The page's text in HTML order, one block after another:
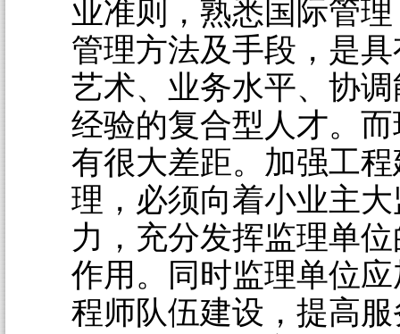
业准则，熟悉国际管
管理方法及手段，是
艺术、业务水平、协
经验的复合型人才。
有很大差距。加强工
理，必须向着小业主
力，充分发挥监理单
作用。同时监理单位
程师队伍建设，提高